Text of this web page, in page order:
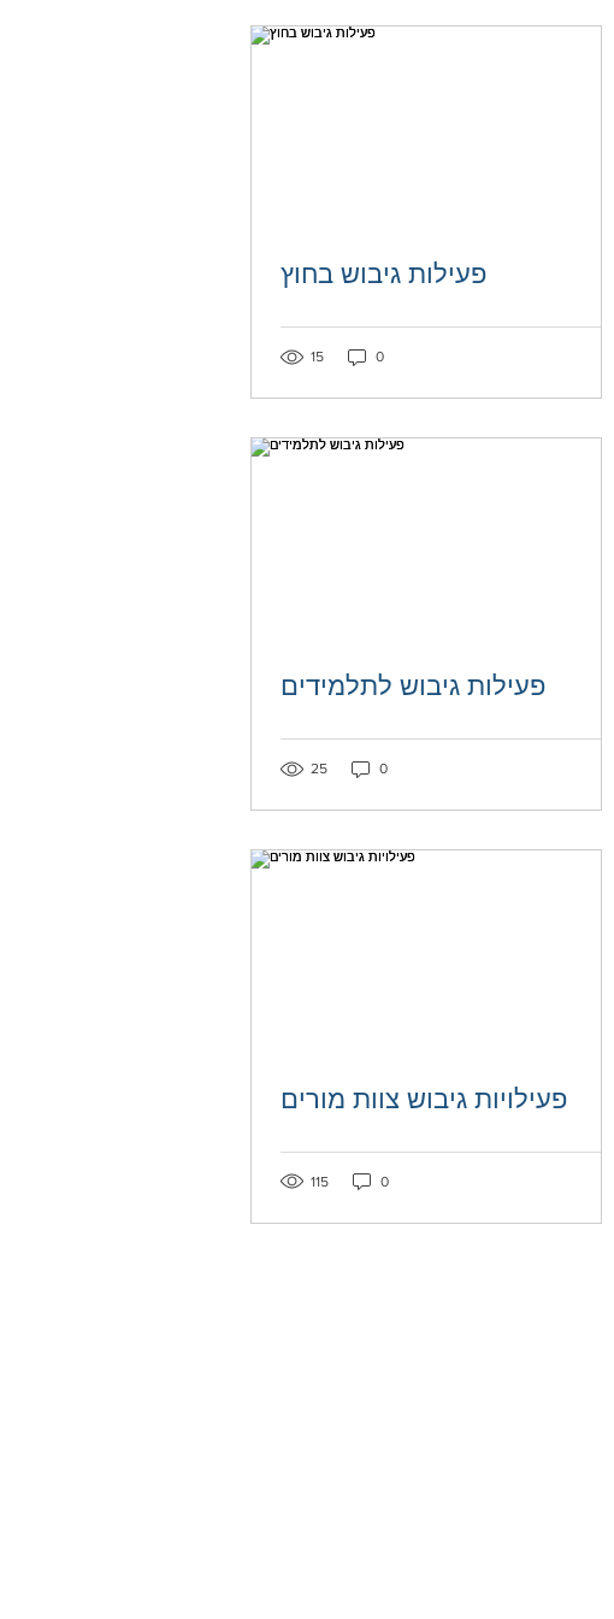
פעילות גיבוש בחוץ
15 0
פעילות גיבוש לתלמידים
25 0
פעילויות גיבוש צוות מורים
115 0